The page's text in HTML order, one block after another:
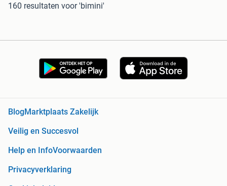
160 resultaten voor 'bimini'
BlogMarktplaats Zakelijk
Veilig en Succesvol
Help en InfoVoorwaarden
Privacyverklaring